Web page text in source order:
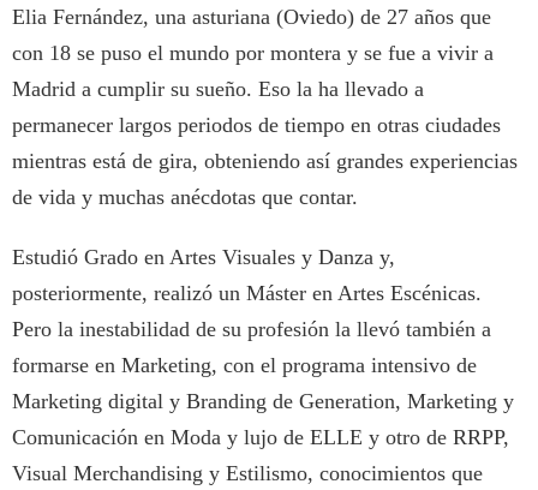
Elia Fernández, una asturiana (Oviedo) de 27 años que
con 18 se puso el mundo por montera y se fue a vivir a
Madrid a cumplir su sueño. Eso la ha llevado a
permanecer largos periodos de tiempo en otras ciudades
mientras está de gira, obteniendo así grandes experiencias
de vida y muchas anécdotas que contar.
Estudió Grado en Artes Visuales y Danza y,
posteriormente, realizó un Máster en Artes Escénicas.
Pero la inestabilidad de su profesión la llevó también a
formarse en Marketing, con el programa intensivo de
Marketing digital y Branding de Generation, Marketing y
Comunicación en Moda y lujo de ELLE y otro de RRPP,
Visual Merchandising y Estilismo, conocimientos que